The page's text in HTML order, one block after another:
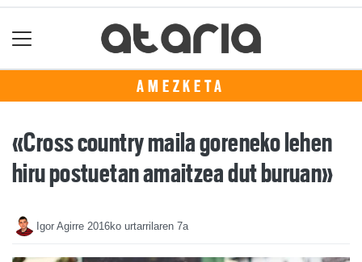
AMEZKETA
«Cross country maila goreneko lehen
hiru postuetan amaitzea dut buruan»
Igor Agirre 2016ko urtarrilaren 7a